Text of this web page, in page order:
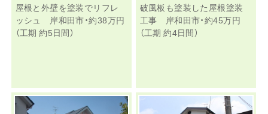
屋根と外壁を塗装でリフレ
ッシュ 岸和田市・約38万円
（工期 約5日間）
破風板も塗装した屋根塗装
工事 岸和田市・約45万円
（工期 約4日間）